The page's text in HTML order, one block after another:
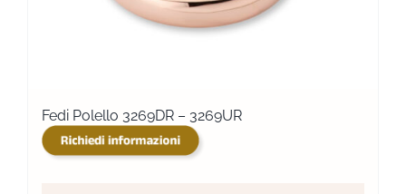
Fedi Polello 3269DR – 3269UR